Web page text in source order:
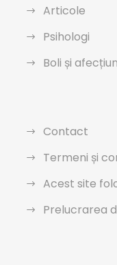
Articole
Psihologi
Boli și
Contact
Termeni și
Acest site
Prelucrarea